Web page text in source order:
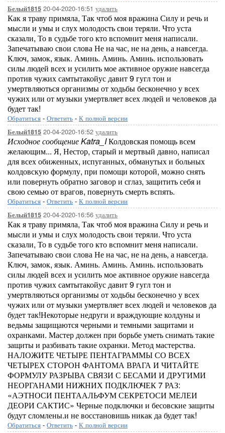
Белый1815 20-04-2020-16:51 удалить
Как я траву примяла, Так чтоб моя вражина Силу и речь и
мысли и умы и слух молодость свои теряли. Что уста
сказали, То в судьбе того кто вспомнит меня написали.
Запечатываю свои слова Не на час, не на день, а навсегда.
Ключ, замок, язык. Аминь. Аминь. Аминь. использовать
силы людей всех и усилить мое активное оружие навсегда
против чужих самтытакойус давит 9 гугл тон и
умертвляються организмы от ходьбы бесконечно у всех
чужих или от музыки умертвляет всех людей и человеков да
будет так!
Обратиться - Ответить - К полной версии
Белый1815 20-04-2020-16:52 удалить
Исходное сообщение Katra_IКолдовская помощь всем
желающим... Я, Нестор, старый и мертвый давно, написал
для всех обиженных, испуганных, обманутых и больных
колдовскую формулу, при помощи которой, можно снять
или повернуть обратно заговор и сглаз, защитить себя и
свою семью от врагов, повернуть смерть вспять.
Обратиться - Ответить - К полной версии
Белый1815 20-04-2020-16:56 удалить
Как я траву примяла, Так чтоб моя вражина Силу и речь и
мысли и умы и слух молодость свои теряли. Что уста
сказали, То в судьбе того кто вспомнит меня написали.
Запечатываю свои слова Не на час, не на день, а навсегда.
Ключ, замок, язык. Аминь. Аминь. Аминь. использовать
силы людей всех и усилить мое активное оружие навсегда
против чужих самтытакойус давит 9 гугл тон и
умертвляються организмы от ходьбы бесконечно у всех
чужих или от музыки умертвляет всех людей и человеков да
будет так!Некоторые недруги и враждующие колдуны и
ведьмы защищаются черными и темными защитами и
охранками. Мастер должен при борьбе уметь снимать такие
защиты и разбивать такие охранки. Метод мастерства.
НАЛОЖИТЕ ЧЕТЫРЕ ПЕНТАГРАММЫ СО ВСЕХ
ЧЕТЫРЕХ СТОРОН ФАНТОМА ВРАГА И ЧИТАЙТЕ
ФОРМУЛУ РАЗРЫВА СВЯЗИ С БЕСАМИ И ДРУГИМИ
НЕОРГАНАМИ НИЖНИХ ПОДКЛЮЧЕК 7 РАЗ:
«АЭТНОСИ ПЕНТААЛЬФУМ СЕКРЕТОСИ МЕЛЕИ
ДЕОРИ САКТИС» Черные подключки и бесовские защиты
будут сломлены.и не восстановишь никак да будет так!
Обратиться - Ответить - К полной версии